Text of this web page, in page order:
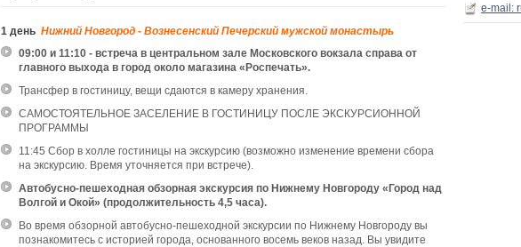
1 день Нижний Новгород - Вознесенский Печерский мужской монастырь
09:00 и 11:10 - встреча в центральном зале Московского вокзала справа от
главного выхода в город около магазина «Роспечать».
Трансфер в гостиницу, вещи сдаются в камеру хранения.
САМОСТОЯТЕЛЬНОЕ ЗАСЕЛЕНИЕ В ГОСТИНИЦУ ПОСЛЕ ЭКСКУРСИОННОЙ
ПРОГРАММЫ
11:45 Сбор в холле гостиницы на экскурсию (возможно изменение времени сбора
на экскурсию. Время уточняется при встрече).
Автобусно-пешеходная обзорная экскурсия по Нижнему Новгороду «Город над
Волгой и Окой» (продолжительность 4,5 часа).
Во время обзорной автобусно-пешеходной экскурсии по Нижнему Новгороду вы
познакомитесь с историей города, основанного восемь веков назад. Вы увидите
e-mail: